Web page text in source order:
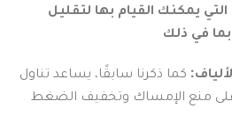
يمكنك القيام بها لتقليل
كما ذكرنا سابقًا، يساعد تناول
على منع الإمساك وتخفيف الضغط